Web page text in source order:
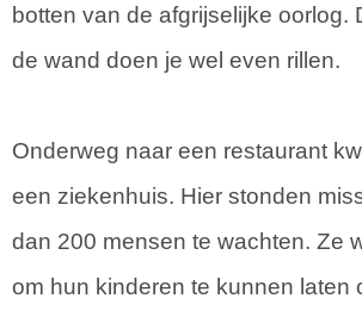
botten van de afgrijselijke oorlog.
de wand doen je wel even rillen.
Onderweg naar een restaurant
een ziekenhuis. Hier stonden
dan 200 mensen te wachten. Ze
om hun kinderen te kunnen laten